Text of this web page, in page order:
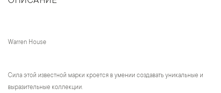
Warren House
Сила этой известной марки кроется в умении создавать уникальные и
выразительные коллекции.